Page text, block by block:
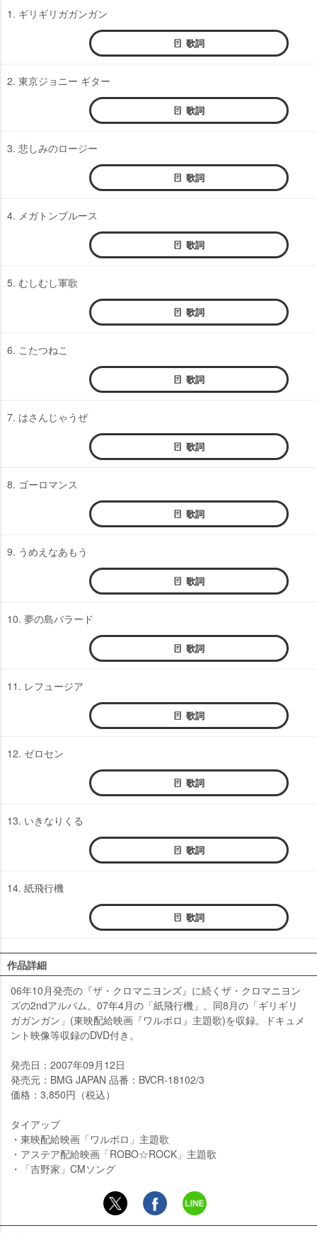
1. ギリギリガガンガン
歌詞
2. 東京ジョニー ギター
歌詞
3. 悲しみのロージー
歌詞
4. メガトンブルース
歌詞
5. むしむし軍歌
歌詞
6. こたつねこ
歌詞
7. はさんじゃうぜ
歌詞
8. ゴーロマンス
歌詞
9. うめえなあもう
歌詞
10. 夢の島バラード
歌詞
11. レフュージア
歌詞
12. ゼロセン
歌詞
13. いきなりくる
歌詞
14. 紙飛行機
歌詞
作品詳細
06年10月発売の『ザ・クロマニヨンズ』に続くザ・クロマニヨン
ズの2ndアルバム。07年4月の「紙飛行機」、同8月の「ギリギリ
ガガンガン」(東映配給映画『ワルボロ』主題歌)を収録。ドキュメ
ント映像等収録のDVD付き。
発売日：2007年09月12日
発売元：BMG JAPAN 品番：BVCR-18102/3
価格：3,850円（税込）
タイアップ
・東映配給映画「ワルボロ」主題歌
・アステア配給映画「ROBO☆ROCK」主題歌
・「吉野家」CMソング